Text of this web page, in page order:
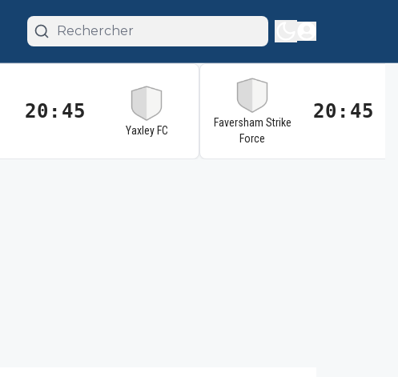
20:45
Yaxley FC
Faversham Strike
Force
20:45